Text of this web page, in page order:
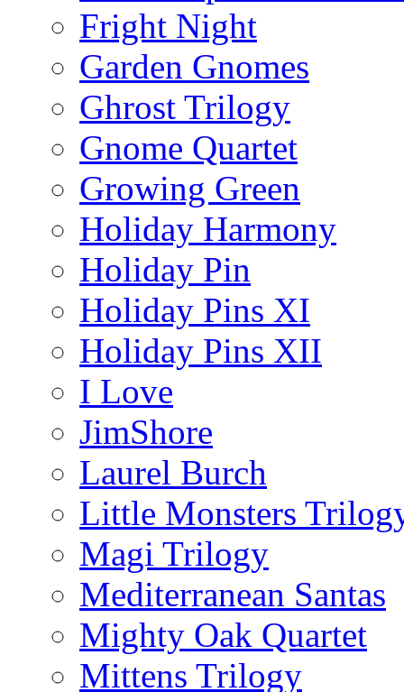
Fright Night
Garden Gnomes
Ghrost Trilogy
Gnome Quartet
Growing Green
Holiday Harmony
Holiday Pin
Holiday Pins XI
Holiday Pins XII
I Love
JimShore
Laurel Burch
Little Monsters
Magi Trilogy
Mediterranean Santas
Mighty Oak Quartet
Mittens Trilogy